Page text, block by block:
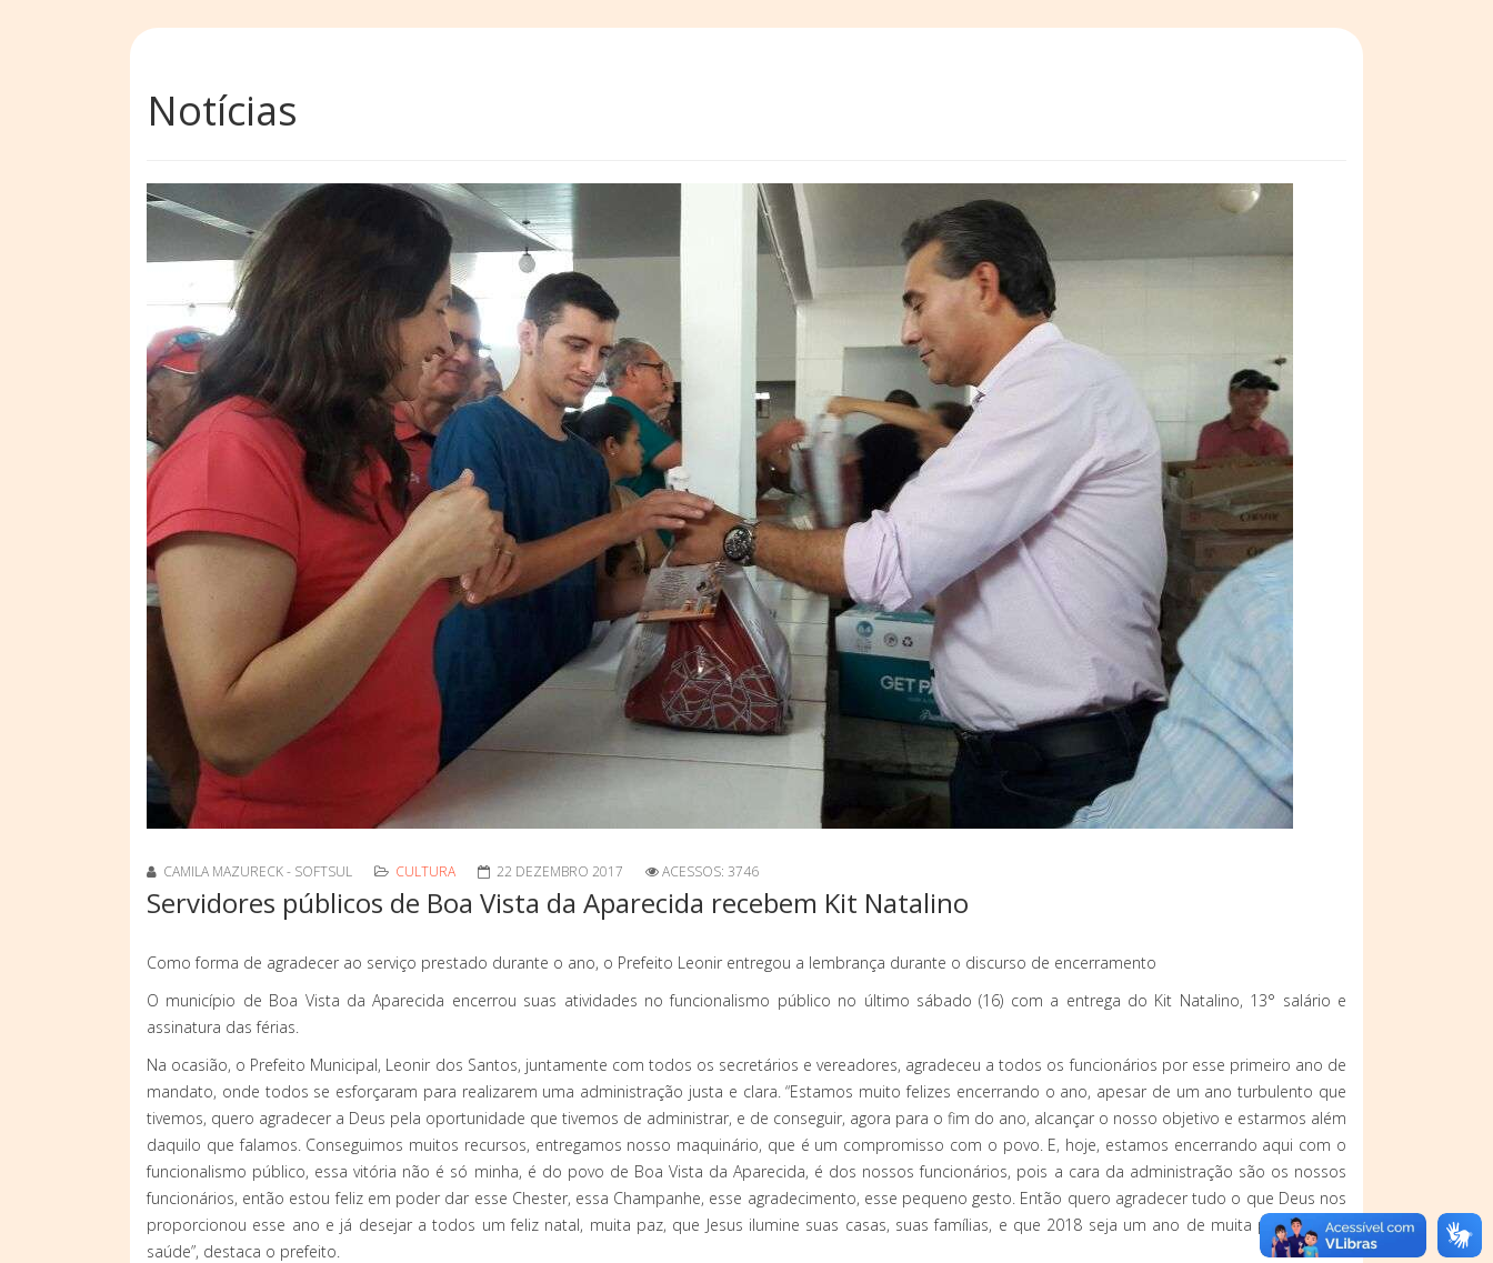
Notícias
CAMILA MAZURECK - SOFTSUL CULTURA 22 DEZEMBRO 2017 ACESSOS: 3746
Servidores públicos de Boa Vista da Aparecida recebem Kit Natalino
Como forma de agradecer ao serviço prestado durante o ano, o Prefeito Leonir entregou a lembrança durante o discurso de encerramento
O município de Boa Vista da Aparecida encerrou suas atividades no funcionalismo público no último sábado (16) com a entrega do Kit Natalino, 13° salário e
assinatura das férias.
Na ocasião, o Prefeito Municipal, Leonir dos Santos, juntamente com todos os secretários e vereadores, agradeceu a todos os funcionários por esse primeiro ano de
mandato, onde todos se esforçaram para realizarem uma administração justa e clara. “Estamos muito felizes encerrando o ano, apesar de um ano turbulento que
tivemos, quero agradecer a Deus pela oportunidade que tivemos de administrar, e de conseguir, agora para o fim do ano, alcançar o nosso objetivo e estarmos além
daquilo que falamos. Conseguimos muitos recursos, entregamos nosso maquinário, que é um compromisso com o povo. E, hoje, estamos encerrando aqui com o
funcionalismo público, essa vitória não é só minha, é do povo de Boa Vista da Aparecida, é dos nossos funcionários, pois a cara da administração são os nossos
funcionários, então estou feliz em poder dar esse Chester, essa Champanhe, esse agradecimento, esse pequeno gesto. Então quero agradecer tudo o que Deus nos
proporcionou esse ano e já desejar a todos um feliz natal, muita paz, que Jesus ilumine suas casas, suas famílias, e que 2018 seja um ano de muita paz e muita
saúde”, destaca o prefeito.